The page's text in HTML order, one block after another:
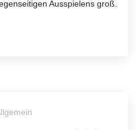
Ausspielens groß.